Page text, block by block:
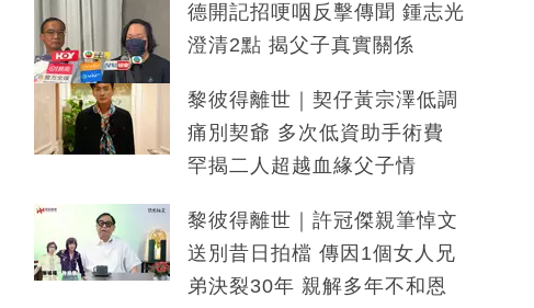
德開記招哽咽反擊傳聞 鍾志光
澄清2點 揭父子真實關係
黎彼得離世｜契仔黃宗澤低調
痛別契爺 多次低資助手術費
罕揭二人超越血緣父子情
黎彼得離世｜許冠傑親筆悼文
送別昔日拍檔 傳因1個女人兄
弟決裂30年 親解多年不和恩